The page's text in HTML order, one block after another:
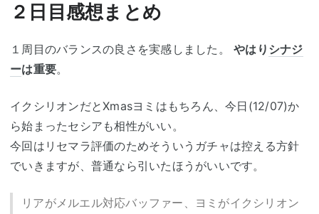
２日目感想まとめ
１周目のバランスの良さを実感しました。 やはり シナジ
ーは重要。
イクシリオンだとXmasヨミはもちろん、今日(12/07)か
ら始まったセシアも相性がいい。
今回はリセマラ評価のためそういうガチャは控える方針
でいきますが、普通なら引いたほうがいいです。
リアがメルエル対応バッファー、ヨミがイクシリオン